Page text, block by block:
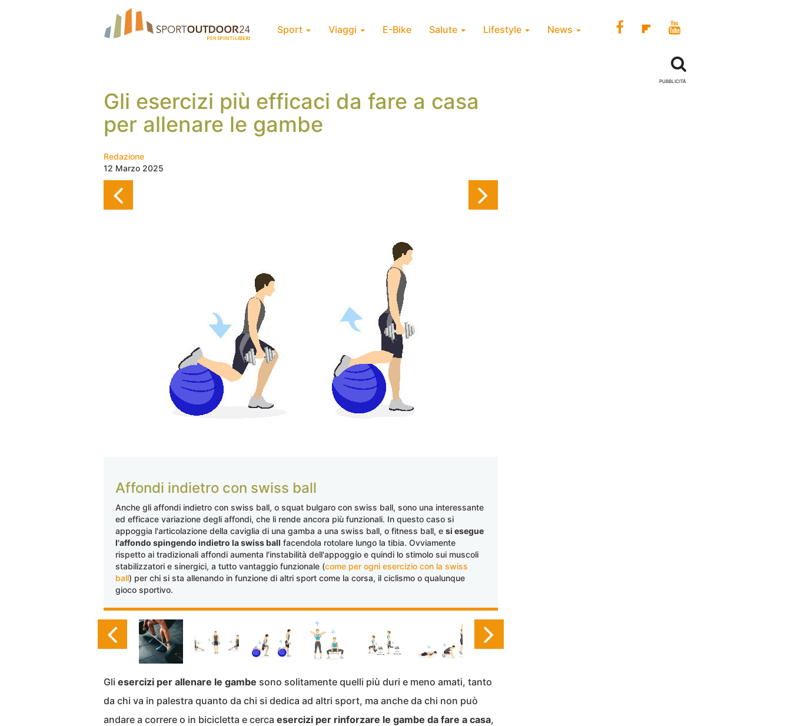
Sport Viaggi E-Bike Salute Lifestyle News
Gli esercizi più efficaci da fare a casa
per allenare le gambe
Redazione
12 Marzo 2025
Affondi indietro con swiss ball
Anche gli affondi indietro con swiss ball, o squat bulgaro con swiss ball, sono una interessante
ed efficace variazione degli affondi, che li rende ancora più funzionali. In questo caso si
appoggia l'articolazione della caviglia di una gamba a una swiss ball, o fitness ball, e si esegue
l'affondo spingendo indietro la swiss ball facendola rotolare lungo la tibia. Ovviamente
rispetto ai tradizionali affondi aumenta l'instabilità dell'appoggio e quindi lo stimolo sui muscoli
stabilizzatori e sinergici, a tutto vantaggio funzionale (come per ogni esercizio con la swiss
ball) per chi si sta allenando in funzione di altri sport come la corsa, il ciclismo o qualunque
gioco sportivo.
Gli esercizi per allenare le gambe sono solitamente quelli più duri e meno amati, tanto
da chi va in palestra quanto da chi si dedica ad altri sport, ma anche da chi non può
andare a correre o in bicicletta e cerca esercizi per rinforzare le gambe da fare a casa,
PUBBLICITÀ